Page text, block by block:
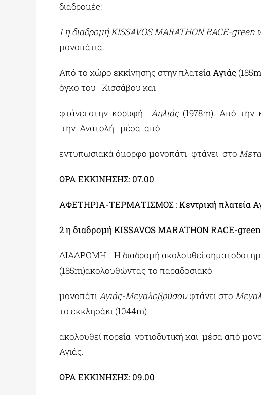
διαδρομές:
1 η διαδρομή KISSAVOS MARATHON RACE-
μονοπάτια.
Από το χώρο εκκίνησης στην πλατείαΑγιάς
όγκο του Κισσάβου και
φτάνει στην κορυφή Αηλιάς (1978m). Από την
την Ανατολή μέσα από
εντυπωσιακά όμορφο μονοπάτι φτάνει στο
ΩΡΑ ΕΚΚΙΝΗΣΗΣ: 07.00
ΑΦΕΤΗΡΙΑ-ΤΕΡΜΑΤΙΣΜΟΣ : Κεντρική πλατεία
2 η διαδρομή KISSAVOS MARATHON RACE-
ΔΙΑΔΡΟΜΗ : Η διαδρομή ακολουθεί
(185m)ακολουθώντας το παραδοσιακό
μονοπάτιΑγιάς-Μεγαλοβρύσουφτάνει στο
το εκκλησάκι (1044m)
ακολουθεί πορεία νοτιοδυτική και μέσα από
Αγιάς.
ΩΡΑ ΕΚΚΙΝΗΣΗΣ: 09.00